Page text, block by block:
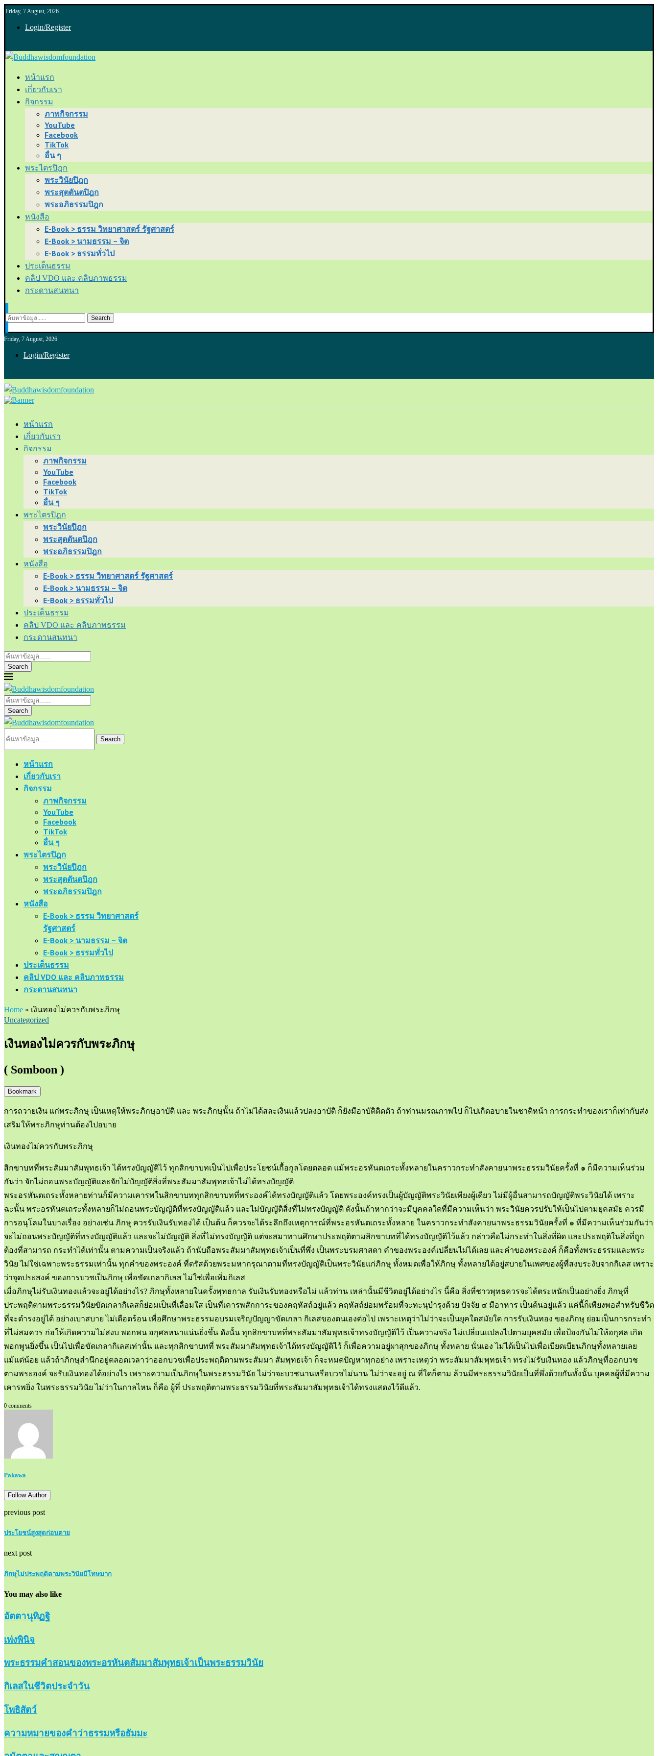
Friday, 7 August, 2026
Login/Register
หน้าแรก
เกี่ยวกับเรา
กิจกรรม
ภาพกิจกรรม
YouTube
Facebook
TikTok
อื่น ๆ
พระไตรปิฎก
พระวินัยปิฎก
พระสุตตันตปิฎก
พระอภิธรรมปิฎก
หนังสือ
E-Book > ธรรม วิทยาศาสตร์ รัฐศาสตร์
E-Book > นามธรรม – จิต
E-Book > ธรรมทั่วไป
ประเด็นธรรม
คลิป VDO และ คลิบภาพธรรม
กระดานสนทนา
Search
Friday, 7 August, 2026
Login/Register
หน้าแรก
เกี่ยวกับเรา
กิจกรรม
ภาพกิจกรรม
YouTube
Facebook
TikTok
อื่น ๆ
พระไตรปิฎก
พระวินัยปิฎก
พระสุตตันตปิฎก
พระอภิธรรมปิฎก
หนังสือ
E-Book > ธรรม วิทยาศาสตร์ รัฐศาสตร์
E-Book > นามธรรม – จิต
E-Book > ธรรมทั่วไป
ประเด็นธรรม
คลิป VDO และ คลิบภาพธรรม
กระดานสนทนา
Search
Search
Search
หน้าแรก
เกี่ยวกับเรา
กิจกรรม
ภาพกิจกรรม
YouTube
Facebook
TikTok
อื่น ๆ
พระไตรปิฎก
พระวินัยปิฎก
พระสุตตันตปิฎก
พระอภิธรรมปิฎก
หนังสือ
E-Book > ธรรม วิทยาศาสตร์
รัฐศาสตร์
E-Book > นามธรรม – จิต
E-Book > ธรรมทั่วไป
ประเด็นธรรม
คลิป VDO และ คลิบภาพธรรม
กระดานสนทนา
Home » เงินทองไม่ควรกับพระภิกษุ
Uncategorized
เงินทองไม่ควรกับพระภิกษุ
( Somboon )
Bookmark
การถวายเงิน แก่พระภิกษุ เป็นเหตุให้พระภิกษุอาบัติ และ พระภิกษุนั้น ถ้าไม่ได้สละเงินแล้วปลงอาบัติ ก็ยังมีอาบัติติดตัว ถ้าท่านมรณภาพไป ก็ไปเกิดอบายในชาติหน้า การกระทำของเราก็เท่ากับส่ง
เสริมให้พระภิกษุท่านต้องไปอบาย
เงินทองไม่ควรกับพระภิกษุ
สิกขาบทที่พระสัมมาสัมพุทธเจ้า ได้ทรงบัญญัติไว้ ทุกสิกขาบทเป็นไปเพื่อประโยชน์เกื้อกูลโดยตลอด แม้พระอรหันตเถระทั้งหลายในคราวกระทำสังคายนาพระธรรมวินัยครั้งที่ ๑ ก็มีความเห็นร่วม
กันว่า จักไม่ถอนพระบัญญัติและจักไม่บัญญัติสิ่งที่พระสัมมาสัมพุทธเจ้าไม่ได้ทรงบัญญัติ
พระอรหันตเถระทั้งหลายท่านก็มีความเคารพในสิกขาบททุกสิกขาบทที่พระองค์ได้ทรงบัญญัติแล้ว โดยพระองค์ทรงเป็นผู้บัญญัติพระวินัยเพียงผู้เดียว ไม่มีผู้อื่นสามารถบัญญัติพระวินัยได้ เพราะ
ฉะนั้น พระอรหันตเถระทั้งหลายก็ไม่ถอนพระบัญญัติที่ทรงบัญญัติแล้ว และไม่บัญญัติสิ่งที่ไม่ทรงบัญญัติ ดังนั้นถ้าหากว่าจะมีบุคคลใดที่มีความเห็นว่า พระวินัยควรปรับให้เป็นไปตามยุคสมัย ควรมี
การอนุโลมในบางเรื่อง อย่างเช่น ภิกษุ ควรรับเงินรับทองได้ เป็นต้น ก็ควรจะได้ระลึกถึงเหตุการณ์ที่พระอรหันตเถระทั้งหลาย ในคราวกระทำสังคายนาพระธรรมวินัยครั้งที่ ๑ ที่มีความเห็นร่วมกันว่า
จะไม่ถอนพระบัญญัติที่ทรงบัญญัติแล้ว และจะไม่บัญญัติ สิ่งที่ไม่ทรงบัญญัติ แต่จะสมาทานศึกษาประพฤติตามสิกขาบทที่ได้ทรงบัญญัติไว้แล้ว กล่าวคือไม่กระทำในสิ่งที่ผิด และประพฤติในสิ่งที่ถูก
ต้องที่สามารถ กระทำได้เท่านั้น ตามความเป็นจริงแล้ว ถ้านับถือพระสัมมาสัมพุทธเจ้าเป็นที่พึ่ง เป็นพระบรมศาสดา คำของพระองค์เปลี่ยนไม่ได้เลย และคำของพระองค์ ก็คือทั้งพระธรรมและพระ
วินัย ไม่ใช่เฉพาะพระธรรมเท่านั้น ทุกคำของพระองค์ ที่ตรัสด้วยพระมหากรุณาตามที่ทรงบัญญัติเป็นพระวินัยแก่ภิกษุ ทั้งหมดเพื่อให้ภิกษุ ทั้งหลายได้อยู่สบายในเพศของผู้ที่สงบระงับจากกิเลส เพราะ
ว่าจุดประสงค์ ของการบวชเป็นภิกษุ เพื่อขัดเกลากิเลส ไม่ใช่เพื่อเพิ่มกิเลส
เมื่อภิกษุไม่รับเงินทองแล้วจะอยู่ได้อย่างไร? ภิกษุทั้งหลายในครั้งพุทธกาล รับเงินรับทองหรือไม่ แล้วท่าน เหล่านั้นมีชีวิตอยู่ได้อย่างไร นี้คือ สิ่งที่ชาวพุทธควรจะได้ตระหนักเป็นอย่างยิ่ง ภิกษุที่
ประพฤติตามพระธรรมวินัยขัดเกลากิเลสก็ย่อมเป็นที่เลื่อมใส เป็นที่เคารพสักการะของคฤหัสถ์อยู่แล้ว คฤหัสถ์ย่อมพร้อมที่จะทะนุบำรุงด้วย ปัจจัย ๔ มีอาหาร เป็นต้นอยู่แล้ว แค่นี้ก็เพียงพอสำหรับชีวิต
ที่จะดำรงอยู่ได้ อย่างเบาสบาย ไม่เดือดร้อน เพื่อศึกษาพระธรรมอบรมเจริญปัญญาขัดเกลา กิเลสของตนเองต่อไป เพราะเหตุว่าไม่ว่าจะเป็นยุคใดสมัยใด การรับเงินทอง ของภิกษุ ย่อมเป็นการกระทำ
ที่ไม่สมควร ก่อให้เกิดความไม่สงบ พอกพน อกุศลหนาแน่นยิ่งขึ้น ดังนั้น ทุกสิกขาบทที่พระสัมมาสัมพุทธเจ้าทรงบัญญัติไว้ เป็นความจริง ไม่เปลี่ยนแปลงไปตามยุคสมัย เพื่อป้องกันไม่ให้อกุศล เกิด
พอกพูนยิ่งขึ้น เป็นไปเพื่อขัดเกลากิเลสเท่านั้น และทุกสิกขาบทที่ พระสัมมาสัมพุทธเจ้าได้ทรงบัญญัติไว้ ก็เพื่อความอยู่ผาสุกของภิกษุ ทั้งหลาย นั่นเอง ไม่ได้เป็นไปเพื่อเบียดเบียนภิกษุทั้งหลายเลย
แม้แต่น้อย แล้วถ้าภิกษุสำนึกอยู่ตลอดเวลาว่าออกบวชเพื่อประพฤติตามพระสัมมา สัมพุทธเจ้า ก็จะหมดปัญหาทุกอย่าง เพราะเหตุว่า พระสัมมาสัมพุทธเจ้า ทรงไม่รับเงินทอง แล้วภิกษุที่ออกบวช
ตามพระองค์ จะรับเงินทองได้อย่างไร เพราะความเป็นภิกษุในพระธรรมวินัย ไม่ว่าจะบวชนานหรือบวชไม่นาน ไม่ว่าจะอยู่ ณ ที่ใดก็ตาม ล้วนมีพระธรรมวินัยเป็นที่พึ่งด้วยกันทั้งนั้น บุคคลผู้ที่มีความ
เคารพยิ่ง ในพระธรรมวินัย ไม่ว่าในกาลไหน ก็คือ ผู้ที่ ประพฤติตามพระธรรมวินัยที่พระสัมมาสัมพุทธเจ้าได้ทรงแสดงไว้ดีแล้ว.
0 comments
Pakawa
Follow Author
previous post
ประโยชน์สูงสุดก่อนตาย
next post
ภิกษุไม่ประพฤติตามพระวินัยมีโทษมาก
You may also like
อัตตานุทิฏฐิ
เพ่งพินิจ
พระธรรมคำสอนของพระอรหันตสัมมาสัมพุทธเจ้าเป็นพระธรรมวินัย
กิเลสในชีวิตประจำวัน
โพธิสัตว์
ความหมายของคำว่าธรรมหรือธัมมะ